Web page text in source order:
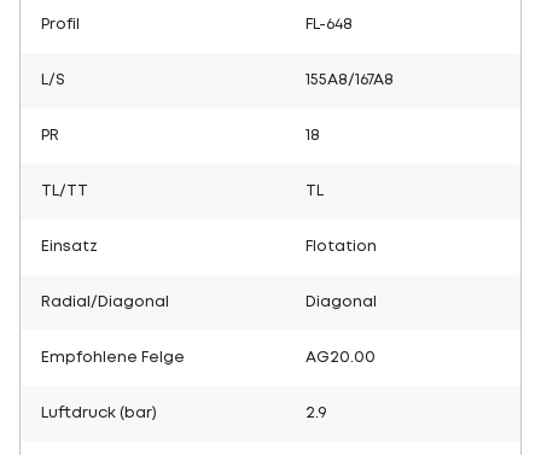
Profil FL-648
L/S 155A8/167A8
PR 18
TL/TT
Einsatz Flotation
Radial/Diagonal Diagonal
Empfohlene Felge AG20.00
Luftdruck (bar) 2.9